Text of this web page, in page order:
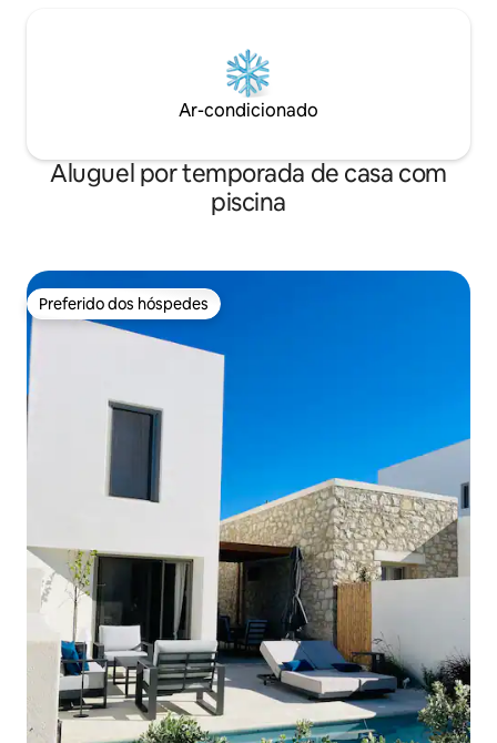
Ar-condicionado
Aluguel por temporada de casa com
piscina
Preferido dos hóspedes
Preferido dos hóspedes